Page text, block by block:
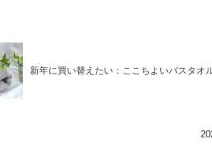
新年に買い替えたい：ここちよいバスタオ